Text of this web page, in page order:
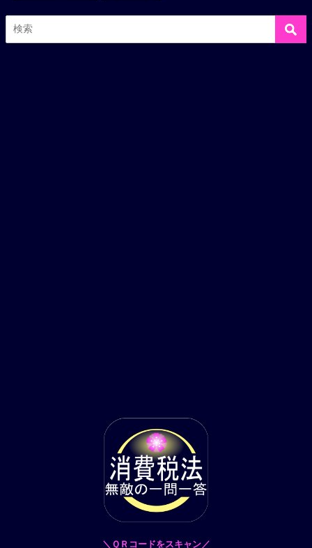
＼ＱＲコードをスキャン／